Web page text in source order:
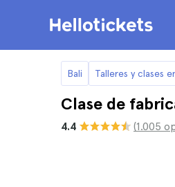
Bali Talleres y clases
Clase de
4.4 (1.005